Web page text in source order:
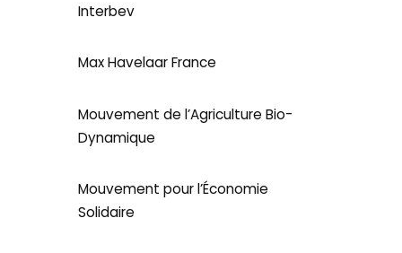
Interbev
Max Havelaar France
Mouvement de l’Agriculture Bio-
Dynamique
Mouvement pour l’Économie
Solidaire